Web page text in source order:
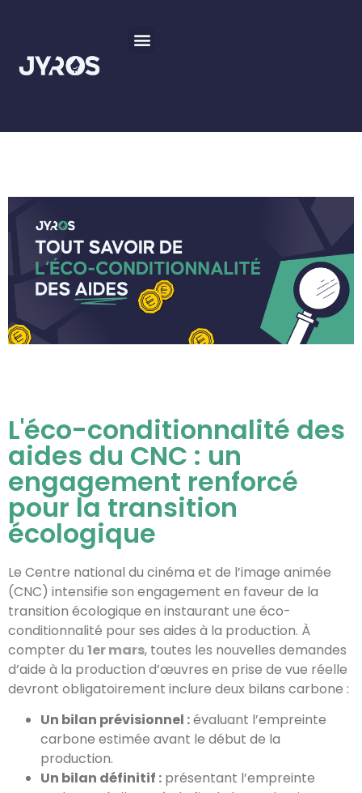
L'éco-conditionnalité des
aides du CNC : un
engagement renforcé
pour la transition
écologique
Le Centre national du cinéma et de l’image animée
(CNC) intensifie son engagement en faveur de la
transition écologique en instaurant une éco-
conditionnalité pour ses aides à la production. À
compter du 1er mars, toutes les nouvelles demandes
d’aide à la production d’œuvres en prise de vue réelle
devront obligatoirement inclure deux bilans carbone :
Un bilan prévisionnel :évaluant l’empreinte
carbone estimée avant le début de la
production.
Un bilan définitif : présentant l’empreinte